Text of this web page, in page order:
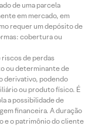
de uma parcela
em mercado, em
requer um depósito de
cobertura ou
de perdas
ou determinante de
derivativo, podendo
ou produto físico. É
a possibilidade de
financeira. A duração
e o patrimônio do cliente